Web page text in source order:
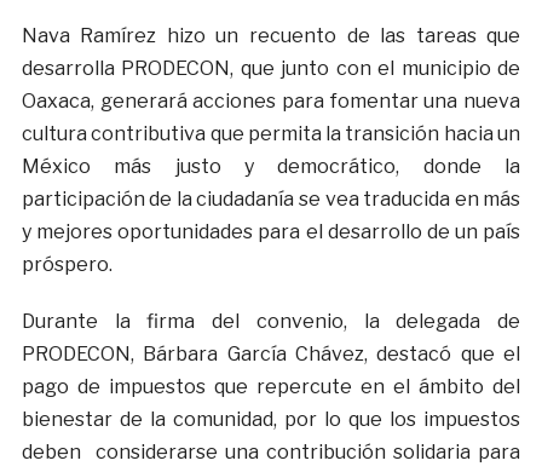
Nava Ramírez hizo un recuento de las tareas que
desarrolla PRODECON, que junto con el municipio de
Oaxaca, generará acciones para fomentar una nueva
cultura contributiva que permita la transición hacia un
México más justo y democrático, donde la
participación de la ciudadanía se vea traducida en más
y mejores oportunidades para el desarrollo de un país
próspero.
Durante la firma del convenio, la delegada de
PRODECON, Bárbara García Chávez, destacó que el
pago de impuestos que repercute en el ámbito del
bienestar de la comunidad, por lo que los impuestos
deben considerarse una contribución solidaria para